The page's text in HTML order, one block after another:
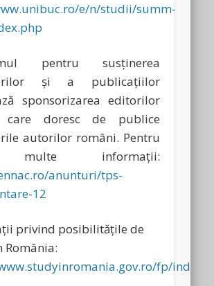
e/n/studii/summ-
pentru susţinerea
şi a publicaţiilor
sponsorizarea editorilor
care doresc de publice
autorilor români. Pentru
informaţii:
anunturi/tps-
12
privind posibilităţile de
fp/